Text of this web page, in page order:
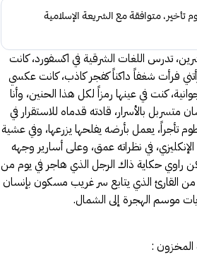
تدرس اللغات الشرقية في اكسفورد، كانت
فرأت شغفاً داكناً كفجر كاذب، كانت عكسي
كنت في عينها رمزاً لكل هذا الحنين، وأنا
بالأسرار، قادته قدماه للاستقرار في
تأجراً، يعمل بأرضه يفلحها يزرعها، وفي عشية
في نظراته عمق، وعلى أسارير وجهه
راوي حكاية ذاك الرجل الذي هاجر في يوم من
من القارئ الذي يتابع سر غريب مسكون بإنسان
موسم الهجرة إلى الشمال.
المخزون :